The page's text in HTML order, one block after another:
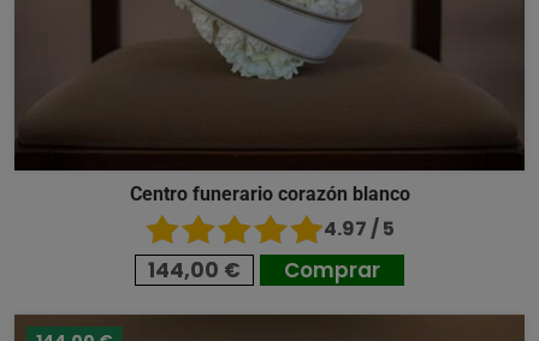
Centro funerario corazón blanco
4.97 / 5
144,00 € Comprar